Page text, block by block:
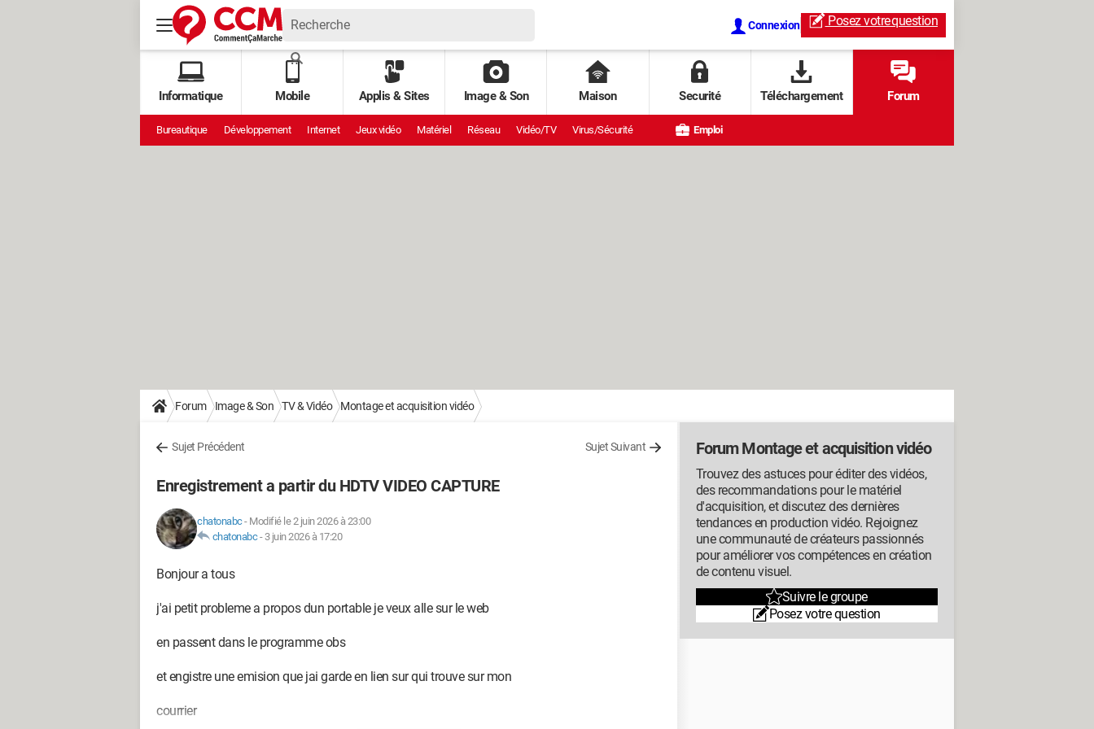
Connexion Posez votrequestion
Informatique Mobile Applis & Sites Image & Son Maison Securité Téléchargement Forum
Bureautique Développement Internet Jeux vidéo Matériel Réseau Vidéo/TV Virus/Sécurité Emploi
Forum Image & Son TV & Vidéo Montage et acquisition vidéo
Sujet Précédent Sujet Suivant
Enregistrement a partir du HDTV VIDEO CAPTURE
chatonabc- Modifié le 2 juin 2026 à 23:00
chatonabc- 3 juin 2026 à 17:20
Bonjour a tous
j'ai petit probleme a propos dun portable je veux alle sur le web
en passent dans le programme obs
et engistre une emision que jai garde en lien sur qui trouve sur mon
courrier
Forum Montage et acquisition vidéo
Trouvez des astuces pour éditer des vidéos,
des recommandations pour le matériel
d'acquisition, et discutez des dernières
tendances en production vidéo. Rejoignez
une communauté de créateurs passionnés
pour améliorer vos compétences en création
de contenu visuel.
Suivre le groupe
Posez votre question